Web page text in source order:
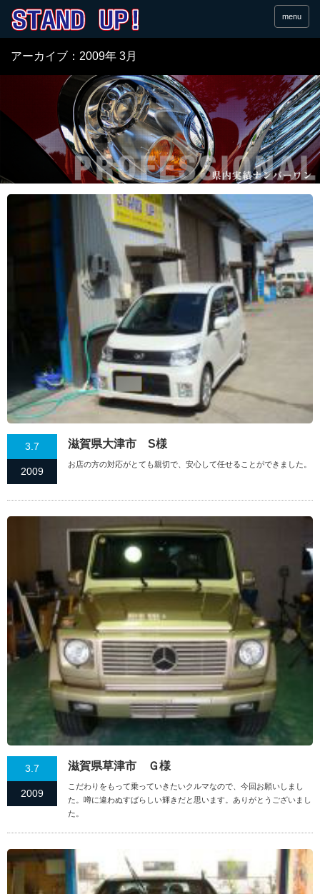
menu
アーカイブ：2009年 3月
3.7
2009
滋賀県大津市 S様
お店の方の対応がとても親切で、安心して任せることができました。
3.7
2009
滋賀県草津市 Ｇ様
こだわりをもって乗っていきたいクルマなので、今回お願いしまし
た。噂に違わぬすばらしい輝きだと思います。ありがとうございまし
た。